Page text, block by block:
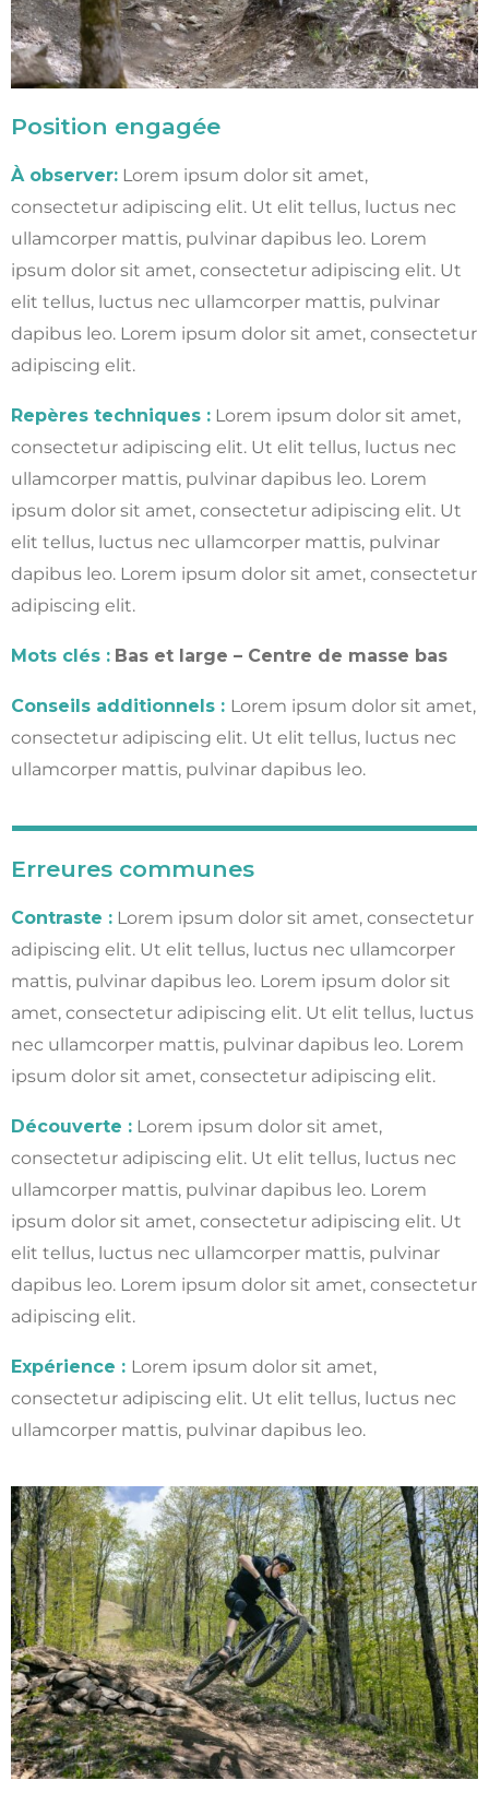
Position engagée
À observer: Lorem ipsum dolor sit amet,
consectetur adipiscing elit. Ut elit tellus, luctus nec
ullamcorper mattis, pulvinar dapibus leo. Lorem
ipsum dolor sit amet, consectetur adipiscing elit. Ut
elit tellus, luctus nec ullamcorper mattis, pulvinar
dapibus leo. Lorem ipsum dolor sit amet, consectetur
adipiscing elit.
Repères techniques : Lorem ipsum dolor sit amet,
consectetur adipiscing elit. Ut elit tellus, luctus nec
ullamcorper mattis, pulvinar dapibus leo. Lorem
ipsum dolor sit amet, consectetur adipiscing elit. Ut
elit tellus, luctus nec ullamcorper mattis, pulvinar
dapibus leo. Lorem ipsum dolor sit amet, consectetur
adipiscing elit.
Mots clés : Bas et large – Centre de masse bas
Conseils additionnels : Lorem ipsum dolor sit amet,
consectetur adipiscing elit. Ut elit tellus, luctus nec
ullamcorper mattis, pulvinar dapibus leo.
Erreures communes
Contraste : Lorem ipsum dolor sit amet, consectetur
adipiscing elit. Ut elit tellus, luctus nec ullamcorper
mattis, pulvinar dapibus leo. Lorem ipsum dolor sit
amet, consectetur adipiscing elit. Ut elit tellus, luctus
nec ullamcorper mattis, pulvinar dapibus leo. Lorem
ipsum dolor sit amet, consectetur adipiscing elit.
Découverte : Lorem ipsum dolor sit amet,
consectetur adipiscing elit. Ut elit tellus, luctus nec
ullamcorper mattis, pulvinar dapibus leo. Lorem
ipsum dolor sit amet, consectetur adipiscing elit. Ut
elit tellus, luctus nec ullamcorper mattis, pulvinar
dapibus leo. Lorem ipsum dolor sit amet, consectetur
adipiscing elit.
Expérience : Lorem ipsum dolor sit amet,
consectetur adipiscing elit. Ut elit tellus, luctus nec
ullamcorper mattis, pulvinar dapibus leo.